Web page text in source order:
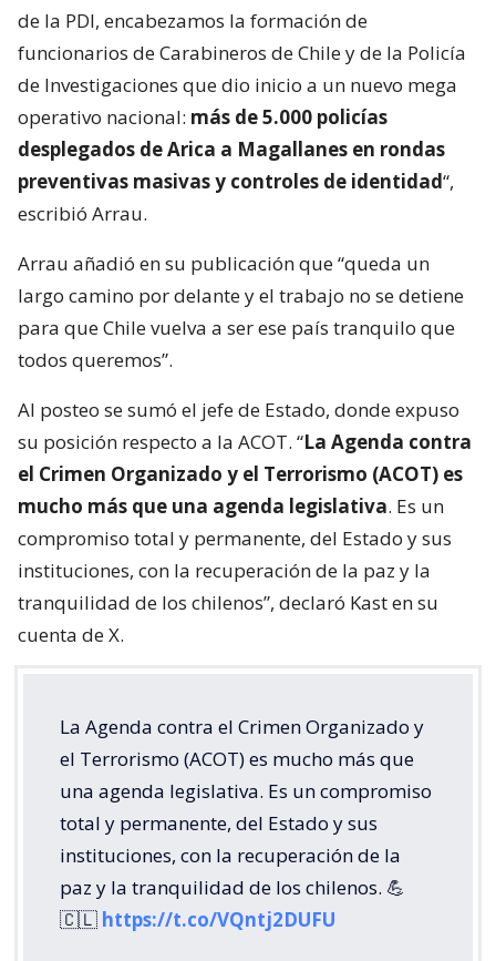
de la PDI, encabezamos la formación de
funcionarios de Carabineros de Chile y de la Policía
de Investigaciones que dio inicio a un nuevo mega
operativo nacional: más de 5.000 policías
desplegados de Arica a Magallanes en rondas
preventivas masivas y controles de identidad“,
escribió Arrau.
Arrau añadió en su publicación que “queda un
largo camino por delante y el trabajo no se detiene
para que Chile vuelva a ser ese país tranquilo que
todos queremos”.
Al posteo se sumó el jefe de Estado, donde expuso
su posición respecto a la ACOT. “La Agenda contra
el Crimen Organizado y el Terrorismo (ACOT) es
mucho más que una agenda legislativa. Es un
compromiso total y permanente, del Estado y sus
instituciones, con la recuperación de la paz y la
tranquilidad de los chilenos”, declaró Kast en su
cuenta de X.
La Agenda contra el Crimen Organizado y
el Terrorismo (ACOT) es mucho más que
una agenda legislativa. Es un compromiso
total y permanente, del Estado y sus
instituciones, con la recuperación de la
paz y la tranquilidad de los chilenos. 💪
🇨🇱 https://t.co/VQntj2DUFU